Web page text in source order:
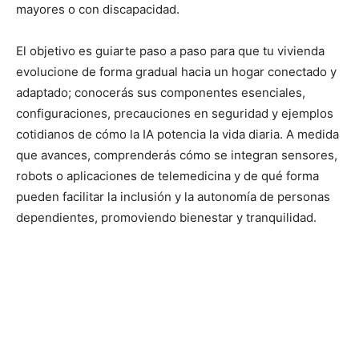
mayores o con discapacidad.
El objetivo es guiarte paso a paso para que tu vivienda
evolucione de forma gradual hacia un hogar conectado y
adaptado; conocerás sus componentes esenciales,
configuraciones, precauciones en seguridad y ejemplos
cotidianos de cómo la IA potencia la vida diaria. A medida
que avances, comprenderás cómo se integran sensores,
robots o aplicaciones de telemedicina y de qué forma
pueden facilitar la inclusión y la autonomía de personas
dependientes, promoviendo bienestar y tranquilidad.